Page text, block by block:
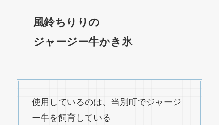
風鈴ちりりの
ジャージー牛かき氷
使用しているのは、当別町でジャージ
ー牛を飼育している